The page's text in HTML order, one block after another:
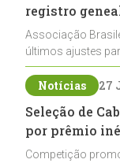
registro
Associação
últimos ajustes
de registros,
pecuária nacional
Notícias 27
Seleção de
por prêmio
Competição